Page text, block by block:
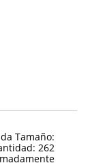
Tamaño:
262